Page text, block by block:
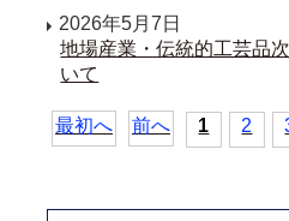
2026年5月7日
地場産業・伝統的工芸品
いて
最初へ 前へ 1 2